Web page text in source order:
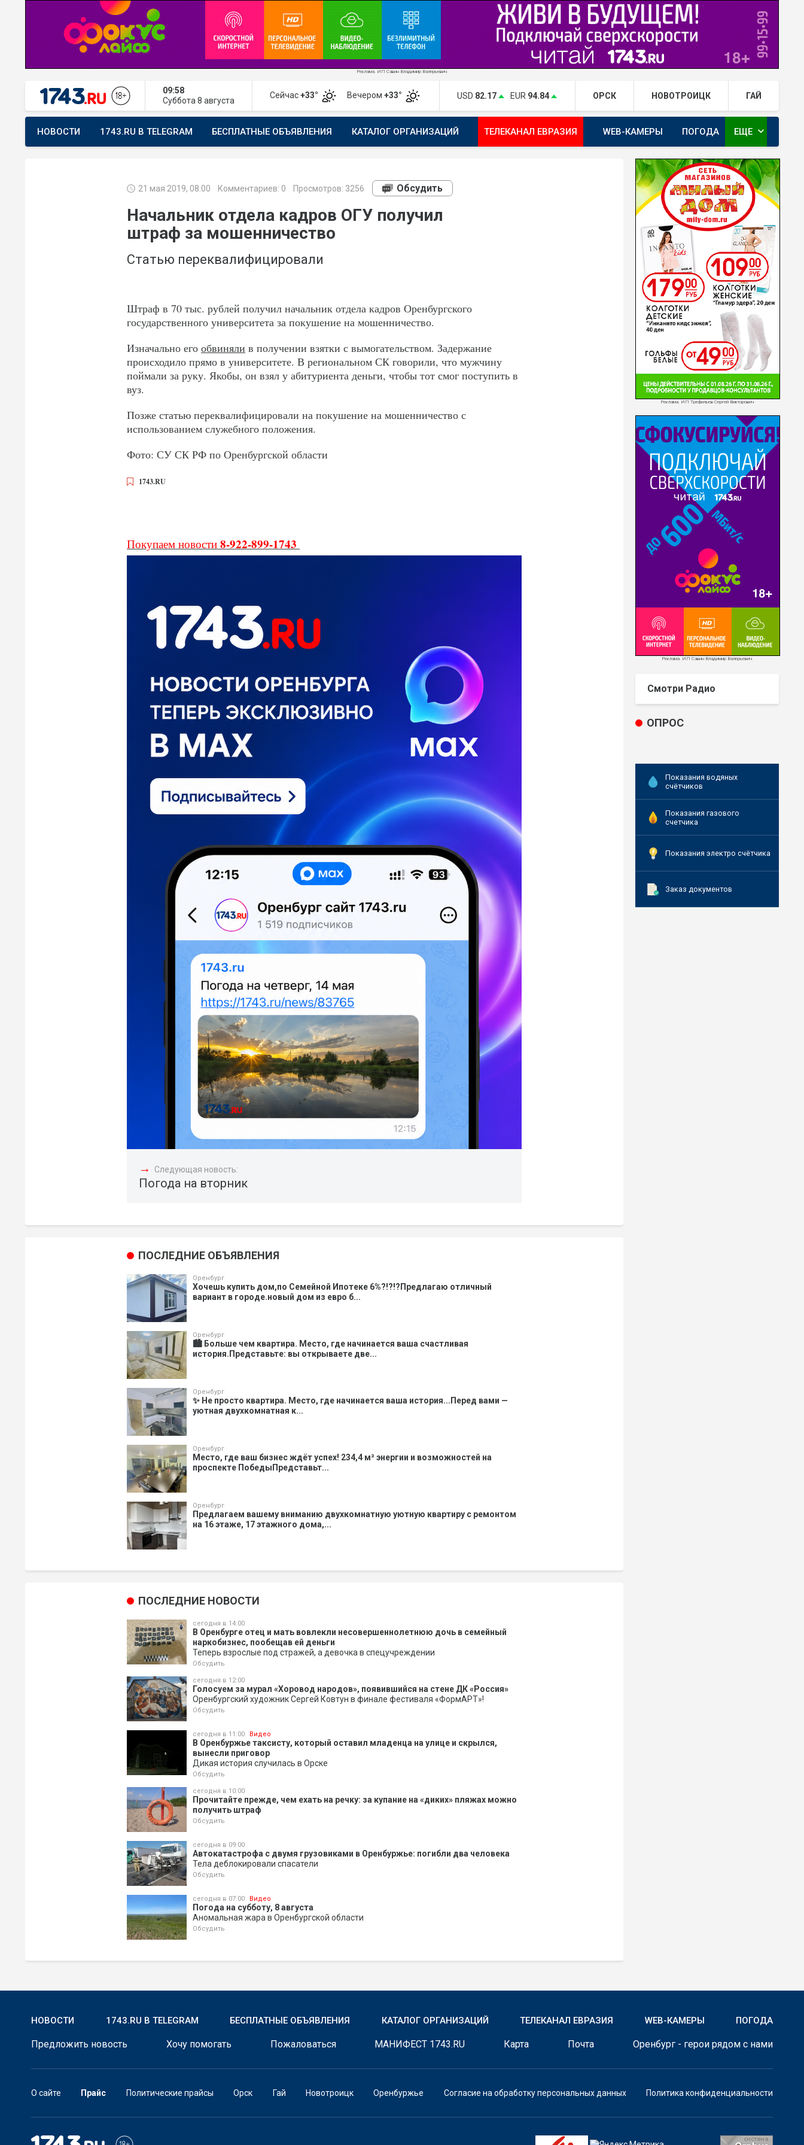
Реклама. ИП Савин Владимир Валерьевич
09:58
Суббота 8 августа
Сейчас+33° Вечером+33° USD 82.17 EUR 94.84 ОРСК НОВОТРОИЦК ГАЙ
НОВОСТИ 1743.RU В TELEGRAM БЕСПЛАТНЫЕ ОБЪЯВЛЕНИЯ КАТАЛОГ ОРГАНИЗАЦИЙ ТЕЛЕКАНАЛ ЕВРАЗИЯ WEB-КАМЕРЫ ПОГОДА
ОРЕНБУРГ - ГЕРОИ РЯДОМ С НАМИ
ЕЩЕ expand_more
21 мая 2019, 08:00 Комментариев: 0 Просмотров: 3256 Обсудить
Начальник отдела кадров ОГУ получил
штраф за мошенничество
Статью переквалифицировали
Штраф в 70 тыс. рублей получил начальник отдела кадров Оренбургского
государственного университета за покушение на мошенничество.
Изначально его обвиняли в получении взятки с вымогательством. Задержание
происходило прямо в университете. В региональном СК говорили, что мужчину
поймали за руку. Якобы, он взял у абитуриента деньги, чтобы тот смог поступить в
вуз.
Позже статью переквалифицировали на покушение на мошенничество с
использованием служебного положения.
Фото: СУ СК РФ по Оренбургской области
1743.RU
Покупаем новости 8-922-899-1743
→ Следующая новость:
Погода на вторник
ПОСЛЕДНИЕ ОБЪЯВЛЕНИЯ
Оренбург
Хочешь купить дом,по Семейной Ипотеке 6%?!?!?Предлагаю отличный
вариант в городе.новый дом из евро б...
Оренбург
🏙️ Больше чем квартира. Место, где начинается ваша счастливая
история.Представьте: вы открываете две...
Оренбург
✨ Не просто квартира. Место, где начинается ваша история...Перед вами —
уютная двухкомнатная к...
Оренбург
Место, где ваш бизнес ждёт успех! 234,4 м² энергии и возможностей на
проспекте ПобедыПредставьт...
Оренбург
Предлагаем вашему вниманию двухкомнатную уютную квартиру с ремонтом
на 16 этаже, 17 этажного дома,...
ПОСЛЕДНИЕ НОВОСТИ
сегодня в 14:00
В Оренбурге отец и мать вовлекли несовершеннолетнюю дочь в семейный
наркобизнес, пообещав ей деньги
Теперь взрослые под стражей, а девочка в спецучреждении
Обсудить
сегодня в 12:00
Голосуем за мурал «Хоровод народов», появившийся на стене ДК «Россия»
Оренбургский художник Сергей Ковтун в финале фестиваля «ФормАРТ»!
Обсудить
сегодня в 11:00 Видео
В Оренбуржье таксисту, который оставил младенца на улице и скрылся,
вынесли приговор
Дикая история случилась в Орске
Обсудить
сегодня в 10:00
Прочитайте прежде, чем ехать на речку: за купание на «диких» пляжах можно
получить штраф
Обсудить
сегодня в 09:00
Автокатастрофа с двумя грузовиками в Оренбуржье: погибли два человека
Тела деблокировали спасатели
Обсудить
сегодня в 07:00 Видео
Погода на субботу, 8 августа
Аномальная жара в Оренбургской области
Обсудить
Реклама. ИП Трефильев Сергей Викторович
Реклама. ИП Савин Владимир Валерьевич
Смотри Радио
ОПРОС
Показания водяных
счётчиков
Показания газового
счетчика
Показания электро счётчика
Заказ документов
НОВОСТИ 1743.RU В TELEGRAM БЕСПЛАТНЫЕ ОБЪЯВЛЕНИЯ КАТАЛОГ ОРГАНИЗАЦИЙ ТЕЛЕКАНАЛ ЕВРАЗИЯ WEB-КАМЕРЫ ПОГОДА
Предложить новость Хочу помогать Пожаловаться МАНИФЕСТ 1743.RU Карта Почта Оренбург - герои рядом с нами
О сайте Прайс Политические прайсы Орск Гай Новотроицк Оренбуржье Согласие на обработку персональных данных Политика конфиденциальности